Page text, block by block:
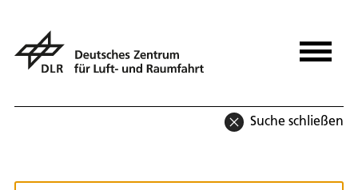
Suche schließen